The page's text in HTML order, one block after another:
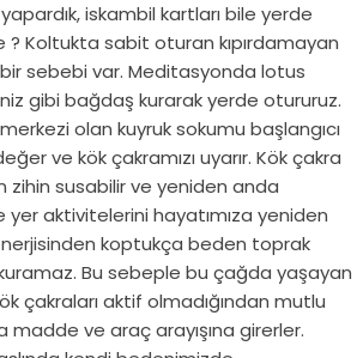
iskambil kartları bile yerde
? Koltukta sabit oturan kıpırdamayan
sebebi var. Meditasyonda lotus
gibi bağdaş kurarak yerde otururuz.
olan kuyruk sokumu başlangıcı
ve kök çakramızı uyarır. Kök çakra
susabilir ve yeniden anda
yer aktivitelerini hayatımıza yeniden
koptukça beden toprak
Bu sebeple bu çağda yaşayan
çakraları aktif olmadığından mutlu
ve araç arayışına girerler.